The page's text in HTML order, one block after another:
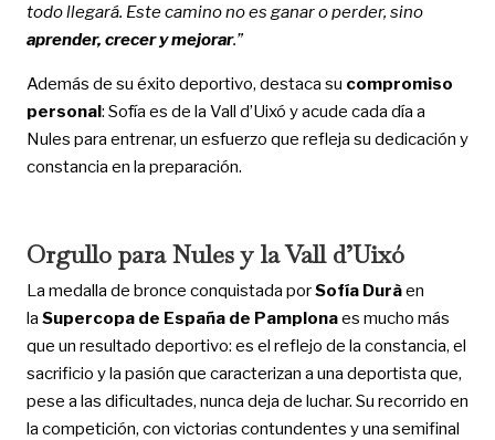
todo llegará. Este camino no es ganar o perder, sino
aprender, crecer y mejorar.”
Además de su éxito deportivo, destaca su compromiso
personal: Sofía es de la Vall d’Uixó y acude cada día a
Nules para entrenar, un esfuerzo que refleja su dedicación y
constancia en la preparación.
Orgullo para Nules y la Vall d’Uixó
La medalla de bronce conquistada porSofía Duràen
la Supercopa de España de Pamplonaes mucho más
que un resultado deportivo: es el reflejo de la constancia, el
sacrificio y la pasión que caracterizan a una deportista que,
pese a las dificultades, nunca deja de luchar. Su recorrido en
la competición, con victorias contundentes y una semifinal